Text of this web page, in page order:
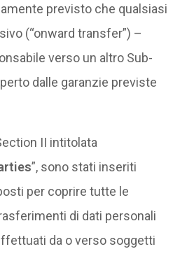
previsto che qualsiasi
(“onward transfer”) –
verso un altro Sub-
dalle garanzie previste
II intitolata
”, sono stati inseriti
per coprire tutte le
di dati personali
da o verso soggetti